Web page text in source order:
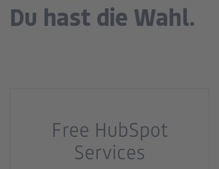
Du hast die Wahl.
Free HubSpot
Services